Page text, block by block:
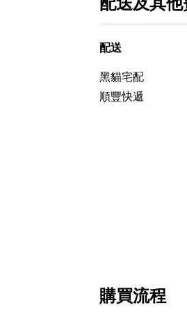
配送
黑貓宅配
順豐快遞
購買流程